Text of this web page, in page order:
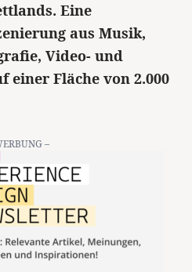
Eine
aus Musik,
Video- und
Fläche von 2.000
–